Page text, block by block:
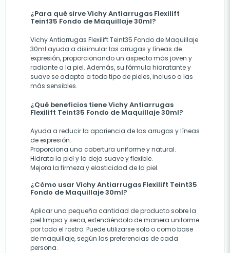
¿Para qué sirve Vichy Antiarrugas Flexilift
Teint35 Fondo de Maquillaje 30ml?
Vichy Antiarrugas Flexilift Teint35 Fondo de Maquillaje
30ml ayuda a disimular las arrugas y líneas de
expresión, proporcionando un aspecto más joven y
radiante a la piel. Además, su fórmula hidratante y
suave se adapta a todo tipo de pieles, incluso a las
más sensibles.
¿Qué beneficios tiene Vichy Antiarrugas
Flexilift Teint35 Fondo de Maquillaje 30ml?
Ayuda a reducir la apariencia de las arrugas y líneas
de expresión.
Proporciona una cobertura uniforme y natural.
Hidrata la piel y la deja suave y flexible.
Mejora la firmeza y elasticidad de la piel.
¿Cómo usar Vichy Antiarrugas Flexilift Teint35
Fondo de Maquillaje 30ml?
Aplicar una pequeña cantidad de producto sobre la
piel limpia y seca, extendiéndolo de manera uniforme
por todo el rostro. Puede utilizarse solo o como base
de maquillaje, según las preferencias de cada
persona.